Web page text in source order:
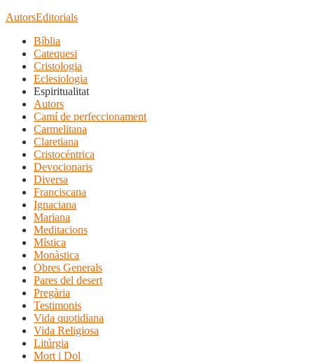
AutorsEditorials
Bíblia
Catequesi
Cristologia
Eclesiologia
Espiritualitat
Autors
Camí de perfeccionament
Carmelitana
Claretiana
Cristocéntrica
Devocionaris
Diversa
Franciscana
Ignaciana
Mariana
Meditacions
Mística
Monàstica
Obres Generals
Pares del desert
Pregària
Testimonis
Vida quotidiana
Vida Religiosa
Litúrgia
Mort i Dol